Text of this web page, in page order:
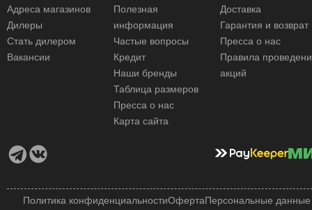
Адреса магазинов
Дилеры
Стать дилером
Вакансии
Полезная
информация
Частые вопросы
Кредит
Наши бренды
Таблица размеров
Пресса о нас
Карта сайта
Доставка
Гарантия и возврат
Пресса о нас
Правила
акций
Политика конфиденциальностиОфертаПерсональные данные